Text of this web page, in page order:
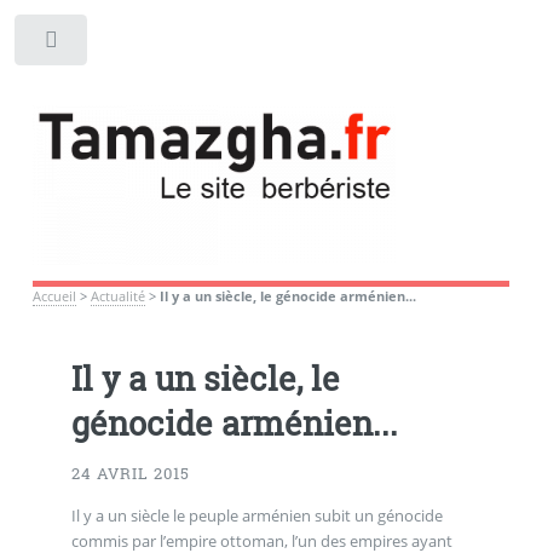
Accueil > Actualité> Il y a un siècle, le génocide arménien...
Il y a un siècle, le
génocide arménien...
24 AVRIL 2015
Il y a un siècle le peuple arménien subit un génocide
commis par l’empire ottoman, l’un des empires ayant